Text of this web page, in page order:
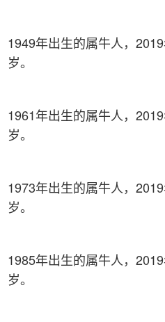
1949年出生的属牛人，
岁。
1961年出生的属牛人，
岁。
1973年出生的属牛人，
岁。
1985年出生的属牛人，
岁。